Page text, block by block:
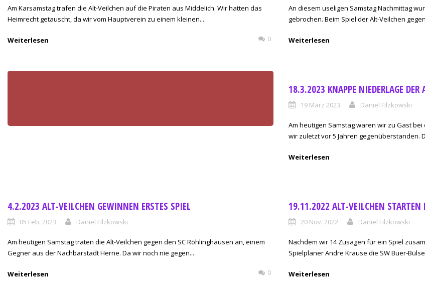
Am Karsamstag trafen die Alt-Veilchen auf die Piraten aus Middelich. Wir hatten das
Heimrecht getauscht, da wir vom Hauptverein zu einem kleinen...
Weiterlesen 0
An diesem useligen Samstag Nachmittag
gebrochen. Beim Spiel der Alt-Veilchen
Weiterlesen
18.3.2023 KNAPPE NIEDERLAGE DER
19 März 2023 Daniel Filzkowski
Am heutigen Samstag waren wir zu Gast
wir zuletzt vor 5 Jahren gegenüberstanden.
Weiterlesen
4.2.2023 ALT-VEILCHEN GEWINNEN ERSTES SPIEL
05 Feb. 2023 Daniel Filzkowski
Am heutigen Samstag traten die Alt-Veilchen gegen den SC Röhlinghausen an, einem
Gegner aus der Nachbarstadt Herne. Da wir noch nie gegen...
Weiterlesen 0
19.11.2022 ALT-VEILCHEN
20 Nov. 2022 Daniel Filzkowski
Nachdem wir 14 Zusagen für ein Spiel
Spielplaner Andre Krause die SW Buer-
Weiterlesen